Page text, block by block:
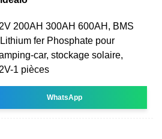
200AH 300AH 600AH, BMS
fer Phosphate pour
car, stockage solaire,
1 pièces
WhatsApp